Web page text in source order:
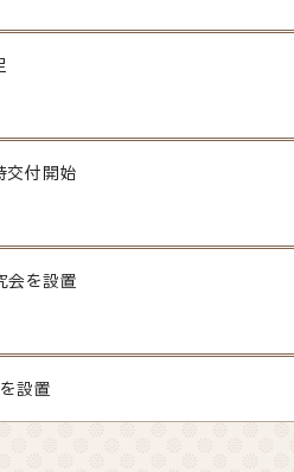
交付開始
会を設置
設置